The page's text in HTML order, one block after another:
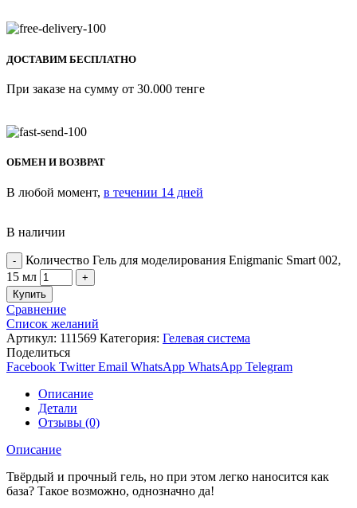
ДОСТАВИМ БЕСПЛАТНО
При заказе на сумму от 30.000 тенге
ОБМЕН И ВОЗВРАТ
В любой момент, в течении 14 дней
В наличии
Количество Гель для моделирования Enigmanic Smart 002,
15 мл
Купить
Сравнение
Список желаний
Артикул: 111569 Категория: Гелевая система
Поделиться
Facebook Twitter Email WhatsApp WhatsApp Telegram
Описание
Детали
Отзывы (0)
Описание
Твёрдый и прочный гель, но при этом легко наносится как
база? Такое возможно, однозначно да!